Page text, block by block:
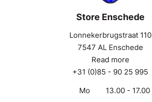
Store Enschede
Lonnekerbrugstraat 110
7547 AL Enschede
Read more
+31 (0)85 - 90 25 995
Mo
13.00 - 17.00